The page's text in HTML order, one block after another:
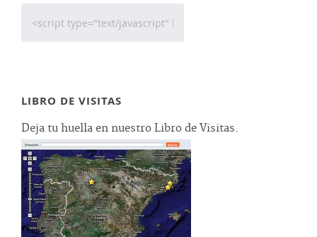
LIBRO DE VISITAS
Deja tu huella en nuestro Libro de Visitas.